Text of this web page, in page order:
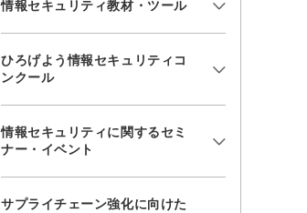
情報セキュリティ教材・ツール
ひろげよう情報セキュリティコ
ンクール
情報セキュリティに関するセミ
ナー・イベント
サプライチェーン強化に向けた